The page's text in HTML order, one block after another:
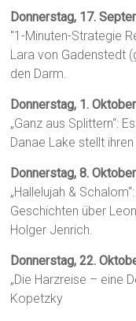
Donnerstag, 17.
"1-Minuten-Strategie
Lara von Gadenstedt
den Darm.
Donnerstag, 1.
„Ganz aus Splittern“:
Danae Lake stellt
Donnerstag, 8.
„Hallelujah &
Geschichten über
Holger Jenrich.
Donnerstag, 22.
„Die Harzreise – eine
Kopetzky